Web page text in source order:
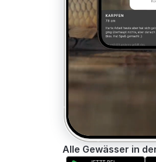
Alle Gewässer in